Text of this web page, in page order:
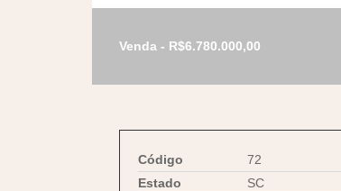
Venda - R$6.780.000,00
Código
72
Estado
SC